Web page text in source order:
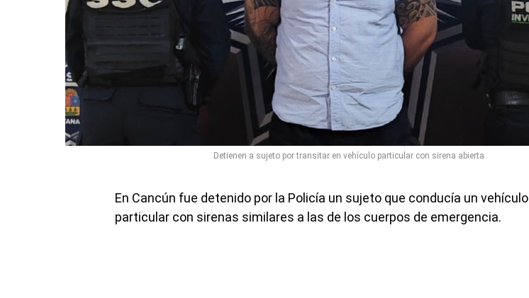
Detienen a sujeto por transitar en vehículo particular con sirena abierta
En Cancún fue detenido por la Policía un sujeto que conducía un vehículo
particular con sirenas similares a las de los cuerpos de emergencia.